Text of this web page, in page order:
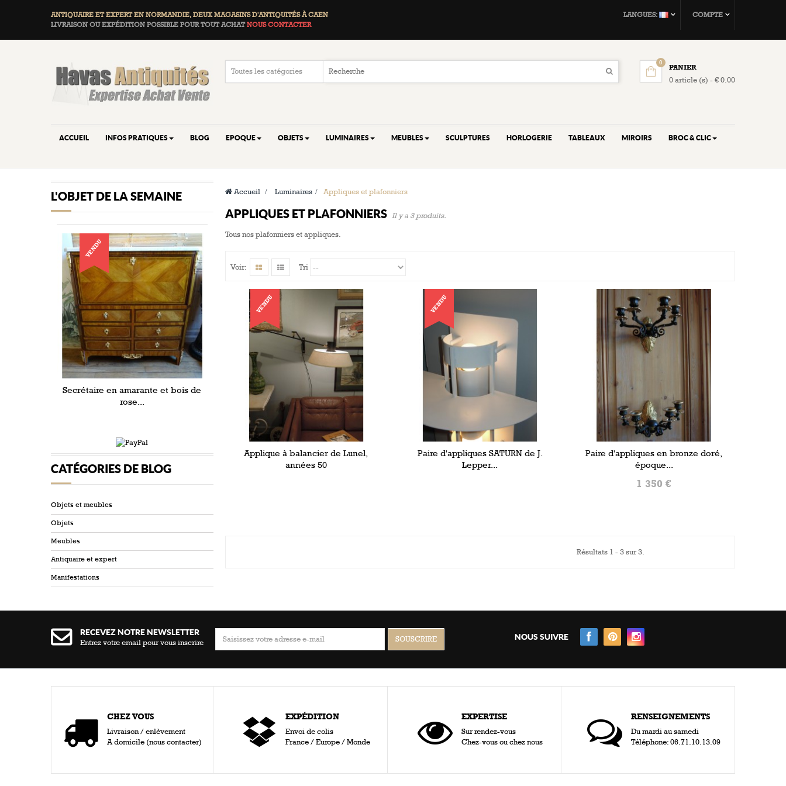
COMPTE
LANGUES:
ANTIQUAIRE ET EXPERT EN NORMANDIE, DEUXMAGASINS D'ANTIQUITÉS À CAEN
LIVRAISON OU EXPÉDITION POSSIBLE POUR TOUT ACHATNOUS CONTACTER
PANIER
0 article (s) - € 0.00
0
ACCUEIL INFOS PRATIQUES BLOG EPOQUE OBJETS LUMINAIRES MEUBLES SCULPTURES HORLOGERIE TABLEAUX MIROIRS BROC & CLIC
L'OBJET DE LA SEMAINE
VENDU
Secrétaire en amarante et bois de
rose...
CATÉGORIES DE BLOG
Objets et meubles
Objets
Meubles
Antiquaire et expert
Manifestations
Accueil > Luminaires > Appliques et plafonniers
APPLIQUES ET PLAFONNIERS Il y a 3 produits.
Tous nos plafonniers et appliques.
Voir: Tri
VENDU
Applique à balancier de Lunel,
années 50
VENDU
Paire d'appliques SATURN de J.
Lepper...
Paire d'appliques en bronze doré,
époque...
1 350 €
Résultats 1 - 3 sur 3.
RECEVEZ NOTRE NEWSLETTER
Entrez votre email pour vous inscrire
NOUS SUIVRE
CHEZ VOUS
Livraison / enlèvement
A domicile (nous contacter)
EXPÉDITION
Envoi de colis
France / Europe / Monde
EXPERTISE
Sur rendez-vous
Chez-vous ou chez nous
RENSEIGNEMENTS
Du mardi au samedi
Téléphone: 06.71.10.13.09